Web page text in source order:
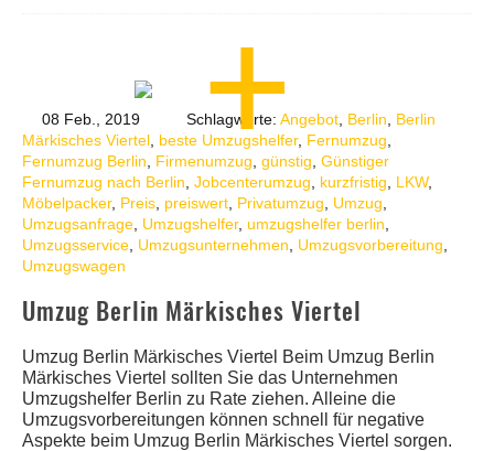
08 Feb., 2019 Schlagworte: Angebot Berlin
Berlin
Märkisches Viertel beste Umzugshelfer, Fernumzug
Fernumzug Berlin
Firmenumzug günstig Günstiger
Fernumzug nach Berlin Jobcenterumzug kurzfristig LKW,
Möbelpacker, Preis preiswert Privatumzug Umzug
Umzugsanfrage Umzugshelfer, umzugshelfer berlin
Umzugsservice Umzugsunternehmen Umzugsvorbereitung
Umzugswagen
Umzug Berlin Märkisches Viertel
Umzug Berlin Märkisches Viertel Beim Umzug Berlin
Märkisches Viertel sollten Sie das Unternehmen
Umzugshelfer Berlin zu Rate ziehen. Alleine die
Umzugsvorbereitungen können schnell für negative
Aspekte beim Umzug Berlin Märkisches Viertel sorgen.